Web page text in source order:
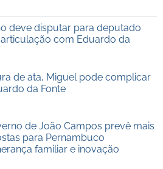
deve disputar para deputado
com Eduardo da
de ata, Miguel pode complicar
da Fonte
de João Campos prevê mais
para Pernambuco
familiar e inovação